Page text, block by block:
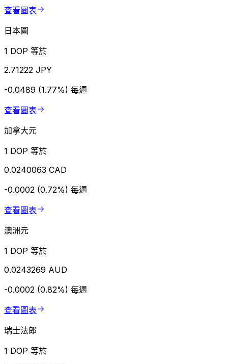
查看圖表
日本圓
1 DOP 等於
2.71222 JPY
-0.0489 (1.77%) 每週
查看圖表
加拿大元
1 DOP 等於
0.0240063 CAD
-0.0002 (0.72%) 每週
查看圖表
澳洲元
1 DOP 等於
0.0243269 AUD
-0.0002 (0.82%) 每週
查看圖表
瑞士法郎
1 DOP 等於